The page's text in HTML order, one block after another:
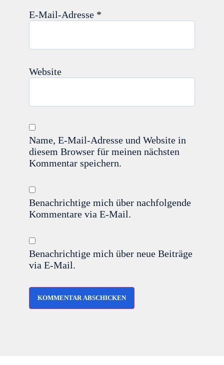
E-Mail-Adresse *
Website
Name, E-Mail-Adresse und Website in
diesem Browser für meinen nächsten
Kommentar speichern.
Benachrichtige mich über nachfolgende
Kommentare via E-Mail.
Benachrichtige mich über neue Beiträge
via E-Mail.